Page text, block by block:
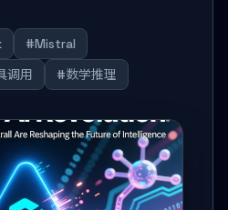
#Mistral
调用 #数学推理